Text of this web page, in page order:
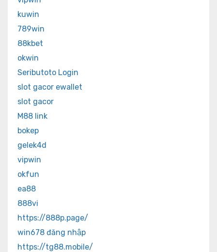
kuwin
789win
88kbet
okwin
Seributoto Login
slot gacor ewallet
slot gacor
M88 link
bokep
gelek4d
vipwin
okfun
ea88
888vi
https://888p.page/
win678 đăng nhập
https://tg88.mobile/